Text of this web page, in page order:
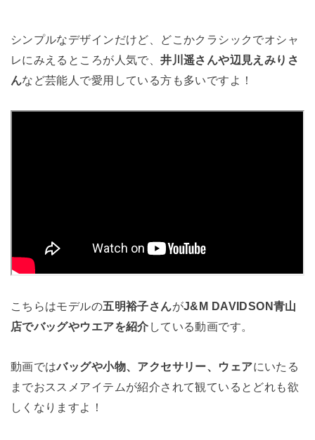
シンプルなデザインだけど、どこかクラシックでオシャ
レにみえるところが人気で、井川遥さんや辺見えみりさ
んなど芸能人で愛用している方も多いですよ！
こちらはモデルの五明裕子さんがJ&M DAVIDSON青山
店でバッグやウエアを紹介 している動画です。
動画ではバッグや小物、アクセサリー、ウェアにいたる
までおススメアイテムが紹介されて観ているとどれも欲
しくなりますよ！